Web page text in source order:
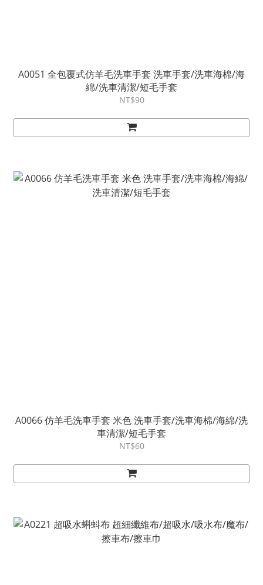
A0051 全包覆式仿羊毛洗車手套 洗車手套/洗車海棉/海
綿/洗車清潔/短毛手套
NT$90
A0066 仿羊毛洗車手套 米色 洗車手套/洗車海棉/海綿/洗
車清潔/短毛手套
NT$60